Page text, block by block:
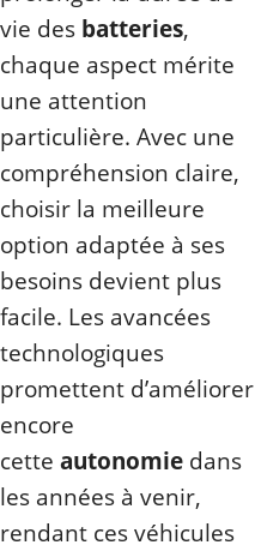
vie des batteries,
chaque aspect mérite
une attention
particulière. Avec une
compréhension claire,
choisir la meilleure
option adaptée à ses
besoins devient plus
facile. Les avancées
technologiques
promettent d’améliorer
encore
cette autonomie dans
les années à venir,
rendant ces véhicules